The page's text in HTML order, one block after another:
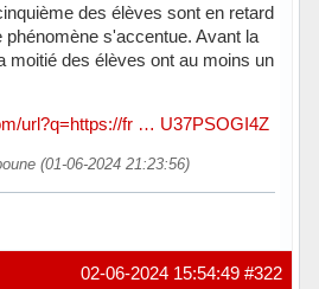
des élèves sont en retard
s'accentue. Avant la
moitié des élèves ont au moins un
url?q=https://fr … U37PSOGI4Z
(01-06-2024 21:23:56)
#322
02-06-2024 15:54:49